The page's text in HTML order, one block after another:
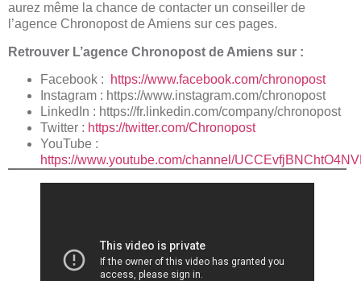
aurez même la chance de contacter un conseiller de
l’agence Chronopost de Amiens sur ces pages.
Retrouver L’agence Chronopost de Amiens sur :
Facebook :
https://www.facebook.com/chronopost
Instagram : https://www.instagram.com/chronopost
LinkedIn : https://fr.linkedin.com/company/chronopost
Twitter : https://twitter.com/Chronopost
YouTube :
https://www.youtube.com/channel/